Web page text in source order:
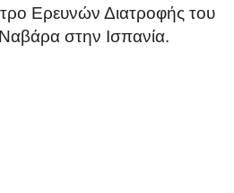
Ερευνών Διατροφής του
στην Ισπανία.